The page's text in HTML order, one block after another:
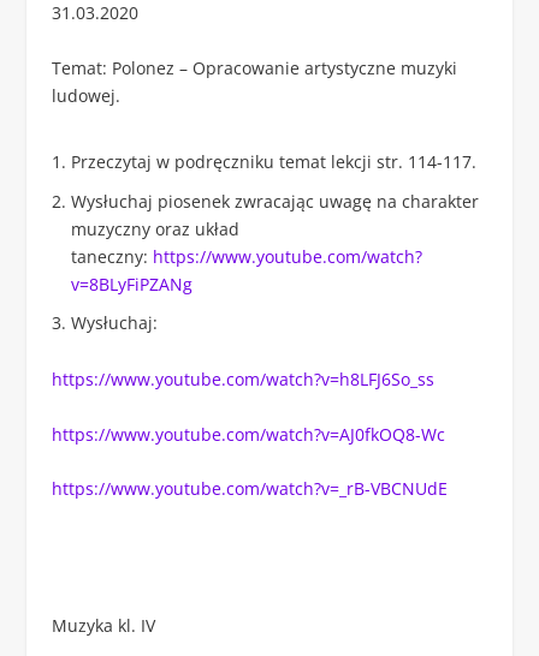
31.03.2020
Temat: Polonez – Opracowanie artystyczne muzyki
ludowej.
Przeczytaj w podręczniku temat lekcji str. 114-117.
Wysłuchaj piosenek zwracając uwagę na charakter
muzyczny oraz układ
taneczny: https://www.youtube.com/watch?
v=8BLyFiPZANg
Wysłuchaj:
https://www.youtube.com/watch?v=h8LFJ6So_ss
https://www.youtube.com/watch?v=AJ0fkOQ8-Wc
https://www.youtube.com/watch?v=_rB-VBCNUdE
Muzyka kl. IV